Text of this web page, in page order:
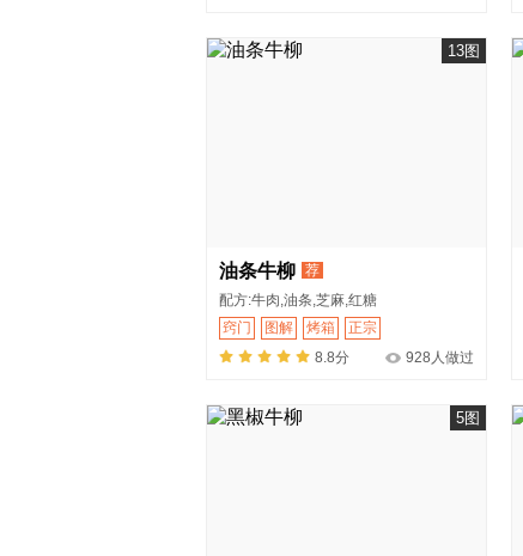
13图
油条牛柳 荐
配方:牛肉,油条,芝麻,红糖
窍门
图解 烤箱
正宗
8.8分
928人做过
5图